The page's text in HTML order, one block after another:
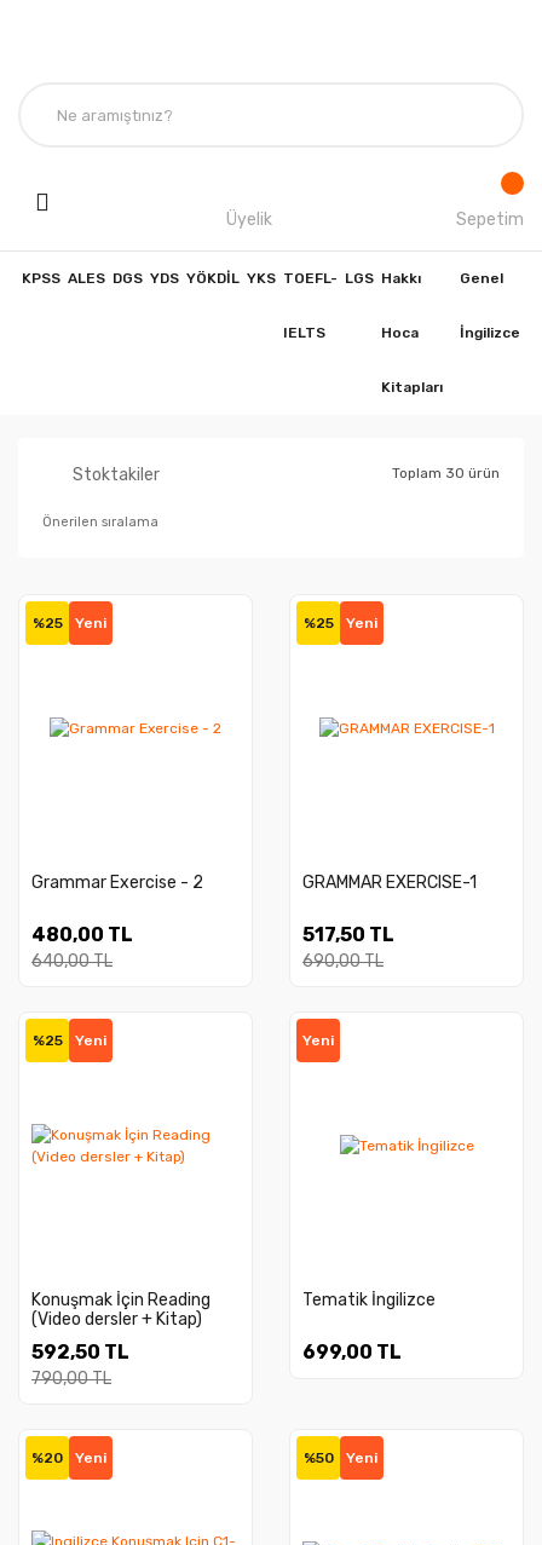
Üyelik Sepetim
KPSS ALES DGS YDS YÖKDİL YKS TOEFL-
IELTS
LGS Hakkı
Hoca
Kitapları
Genel
İngilizce
Stoktakiler Toplam 30 ürün
%25 Yeni
Grammar Exercise - 2
480,00 TL
640,00 TL
%25 Yeni
GRAMMAR EXERCISE-1
517,50 TL
690,00 TL
%25 Yeni
Konuşmak İçin Reading
(Video dersler + Kitap)
592,50 TL
790,00 TL
Yeni
Tematik İngilizce
699,00 TL
%20 Yeni %50 Yeni